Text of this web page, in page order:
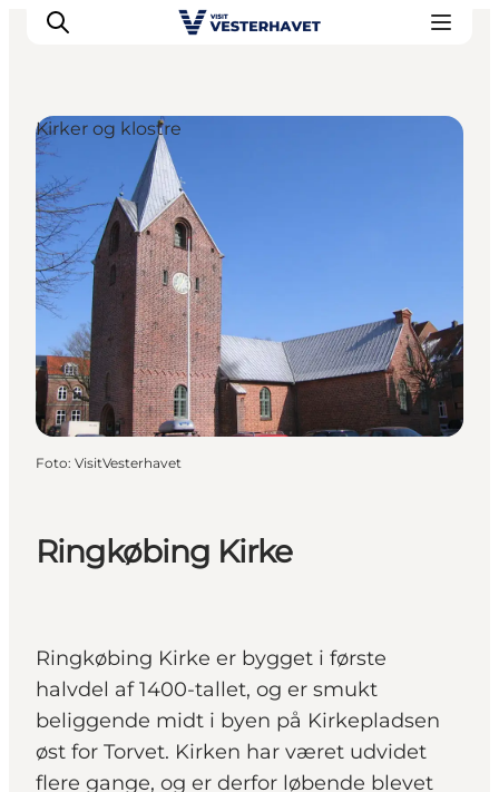
Det sker
Oplevelser
Vores Byer
Mad & Overnatning
Køb billet
Planlæg din ferie
Ringkøbing Kirke
Ringkøbing Kirke er bygget i første
halvdel af 1400-tallet, og er smukt
beliggende midt i byen på Kirkepladsen
øst for Torvet. Kirken har været udvidet
flere gange, og er derfor løbende blevet
Kirker og klostre
Foto: VisitVesterhavet